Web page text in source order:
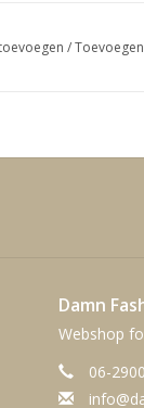
/
Damn
Webshop
06-